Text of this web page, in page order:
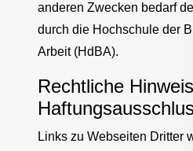
anderen Zwecken bedarf
durch die Hochschule der
Arbeit (HdBA).
Rechtliche
Links zu Webseiten Dritter